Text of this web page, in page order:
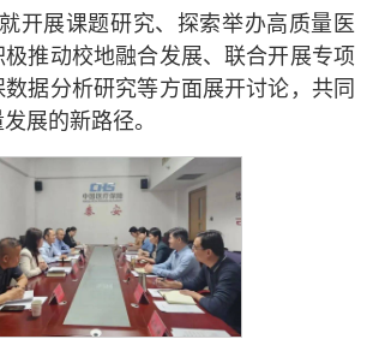
开展课题研究、探索举办高质量医
推动校地融合发展、联合开展专项
据分析研究等方面展开讨论，共同
展的新路径。